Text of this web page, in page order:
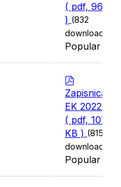
( pdf, 96 KB
) (832
downloads)
Popular
d
f
Zapisnica
EK 2022 12
( pdf, 107
KB ) (815
downloads)
Popular